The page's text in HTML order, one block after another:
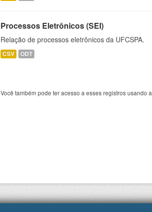
Processos Eletrônicos (SEI)
Relação de processos eletrônicos da UFCSPA.
CSV ODT
Você também pode ter acesso a esses registros usando a